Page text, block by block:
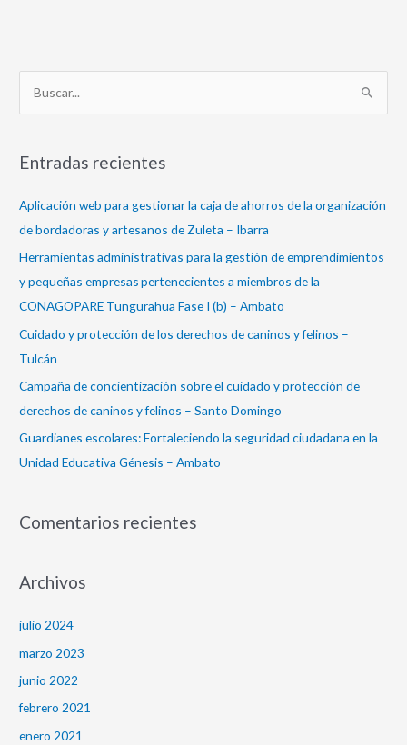
c
r
Entradas recientes
Aplicación web para gestionar la caja de ahorros de la organización
de bordadoras y artesanos de Zuleta – Ibarra
Herramientas administrativas para la gestión de emprendimientos
y pequeñas empresas pertenecientes a miembros de la
CONAGOPARE Tungurahua Fase I (b) – Ambato
Cuidado y protección de los derechos de caninos y felinos –
Tulcán
Campaña de concientización sobre el cuidado y protección de
derechos de caninos y felinos – Santo Domingo
Guardianes escolares: Fortaleciendo la seguridad ciudadana en la
Unidad Educativa Génesis – Ambato
Comentarios recientes
Archivos
julio 2024
marzo 2023
junio 2022
febrero 2021
enero 2021